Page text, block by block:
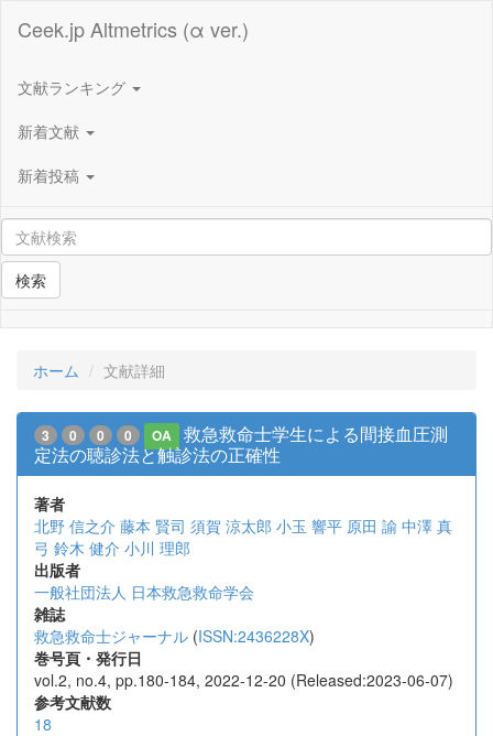
Ceek.jp Altmetrics (α ver.)
文献ランキング
新着文献
新着投稿
検索
ホーム 文献詳細
3 0 0 0 OA
救急救命士学生による間接血圧測
定法の聴診法と触診法の正確性
著者
北野 信之介 藤本 賢司 須賀 涼太郎 小玉 響平 原田 諭 中澤 真
弓 鈴木 健介 小川 理郎
出版者
一般社団法人 日本救急救命学会
雑誌
救急救命士ジャーナル (ISSN:2436228X)
巻号頁・発行日
vol.2, no.4, pp.180-184, 2022-12-20 (Released:2023-06-07)
参考文献数
18